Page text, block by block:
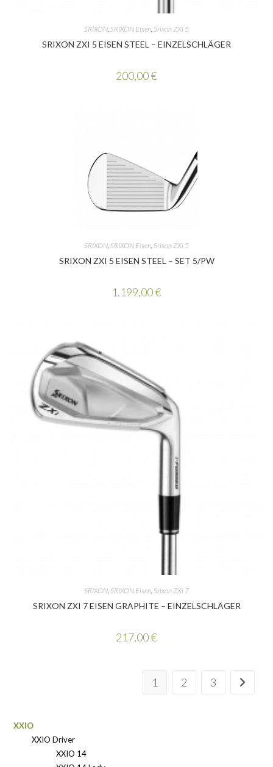
SRIXON SRIXON Eisen Srixon ZXi 5
SRIXON ZXI 5 EISEN STEEL – EINZELSCHLÄGER
200,00€
SRIXON, SRIXON Eisen, Srixon ZXi 5
SRIXON ZXI 5 EISEN STEEL – SET 5/PW
1.199,00€
SRIXON, SRIXON Eisen, Srixon ZXi 7
SRIXON ZXI 7 EISEN GRAPHITE – EINZELSCHLÄGER
217,00€
1 2 3
XXIO
XXIO Driver
XXIO 14